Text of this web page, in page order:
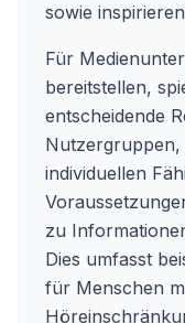
sowie
Für
bereitstellen,
entscheidende
individuellen
zu
Dies umfasst
für Menschen